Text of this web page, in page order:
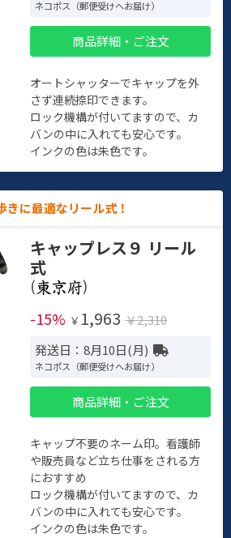
ネコポス（郵便受けへお届け）
商品詳細・ご注文
オートシャッターでキャップを外
さず連続捺印できます。
ロック機構が付いてますので、カ
バンの中に入れても安心です。
インクの色は朱色です。
きに最適なリール式！
キャップレス９ リール
式
(
)
-15% ￥ 1,963 ￥2,310
発送日：8月10日(月)
ネコポス（郵便受けへお届け）
商品詳細・ご注文
キャップ不要のネーム印。看護師
や販売員など立ち仕事をされる方
におすすめ
ロック機構が付いてますので、カ
バンの中に入れても安心です。
インクの色は朱色です。